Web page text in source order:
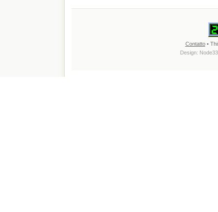
Contatto•
Design: Node33